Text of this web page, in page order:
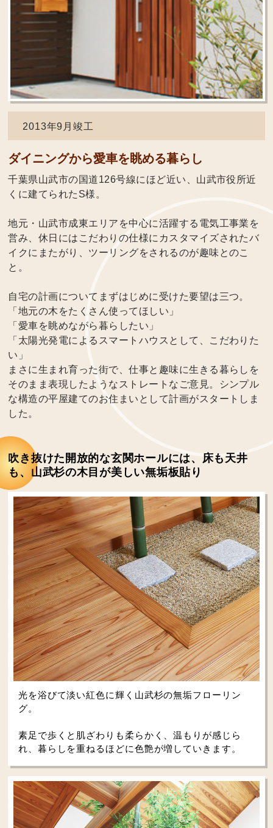
2013年9月竣工
ダイニングから愛車を眺める暮らし
千葉県山武市の国道126号線にほど近い、山武市役所近
くに建てられたS様。
地元・山武市成東エリアを中心に活躍する電気工事業を
営み、休日にはこだわりの仕様にカスタマイズされたバ
イクにまたがり、ツーリングをされるのが趣味とのこ
と。
自宅の計画についてまずはじめに受けた要望は三つ。
「地元の木をたくさん使ってほしい」
「愛車を眺めながら暮らしたい」
「太陽光発電によるスマートハウスとして、こだわりた
い」
まさに生まれ育った街で、仕事と趣味に生きる暮らしを
そのまま表現したようなストレートなご意見。シンプル
な構造の平屋建てのお住まいとして計画がスタートしま
した。
吹き抜けた開放的な玄関ホールには、床も天井
も、山武杉の木目が美しい無垢板貼り
光を浴びて淡い紅色に輝く山武杉の無垢フローリン
グ。
素足で歩くと肌ざわりも柔らかく、温もりが感じら
れ、暮らしを重ねるほどに色艶が増していきます。